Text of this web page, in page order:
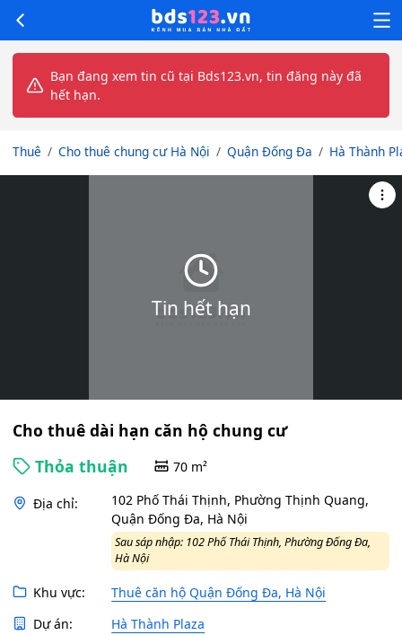
Bạn đang xem tin cũ tại Bds123.vn, tin đăng này đã
hết hạn.
Thuê Cho thuê chung cư Hà Nội Quận Đống Đa Hà Thành
Tin hết hạn
Cho thuê dài hạn căn hộ chung cư
Thỏa thuận
70 m²
Địa chỉ:
102 Phố Thái Thịnh, Phường Thịnh Quang,
Quận Đống Đa, Hà Nội
Sau sáp nhập: 102 Phố Thái Thịnh, Phường Đống Đa,
Hà Nội
Khu vực:
Thuê căn hộ Quận Đống Đa, Hà Nội
Dự án:
Hà Thành Plaza